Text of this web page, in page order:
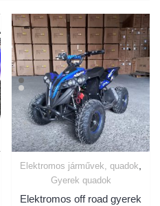
Elektromos járművek, quadok
Gyerek quadok
Elektromos off road gyerek